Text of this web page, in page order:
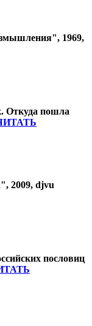
1969,
Откуда пошла
2009, djvu
пословиц